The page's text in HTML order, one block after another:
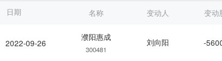
日期
2022-09-26
名称 变动人 变动
濮阳惠成
300481
刘向阳 -